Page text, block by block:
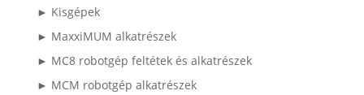
► Kisgépek
► MaxxiMUM alkatrészek
► MC8 robotgép feltétek és alkatrészek
► MCM robotgép alkatrészek